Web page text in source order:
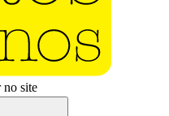
no site